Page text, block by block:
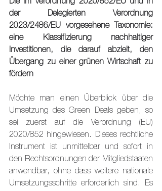
Die im Verordnung 2020/852/EU und in
der Delegierten Verordnung
2023/2486/EU vorgesehene Taxonomie:
eine Klassifizierung nachhaltiger
Investitionen, die darauf abzielt, den
Übergang zu einer grünen Wirtschaft zu
fördern
Möchte man einen Überblick über die
Umsetzung des Green Deals geben, so
sei zuerst auf die Verordnung (EU)
2020/852 hingewiesen. Dieses rechtliche
Instrument ist unmittelbar und sofort in
den Rechtsordnungen der Mitgliedstaaten
anwendbar, ohne dass weitere nationale
Umsetzungsschritte erforderlich sind. Es